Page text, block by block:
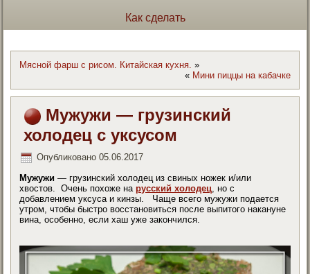
Как сделать
Мясной фарш с рисом. Китайская кухня. »
« Мини пиццы на кабачке
Мужужи — грузинский
холодец с уксусом
Опубликовано 05.06.2017
Мужужи — грузинский холодец из свиных ножек и/или
хвостов. Очень похоже нарусский холодец, но с
добавлением уксуса и кинзы. Чаще всего мужужи подается
утром, чтобы быстро восстановиться после выпитого накануне
вина, особенно, если хаш уже закончился.